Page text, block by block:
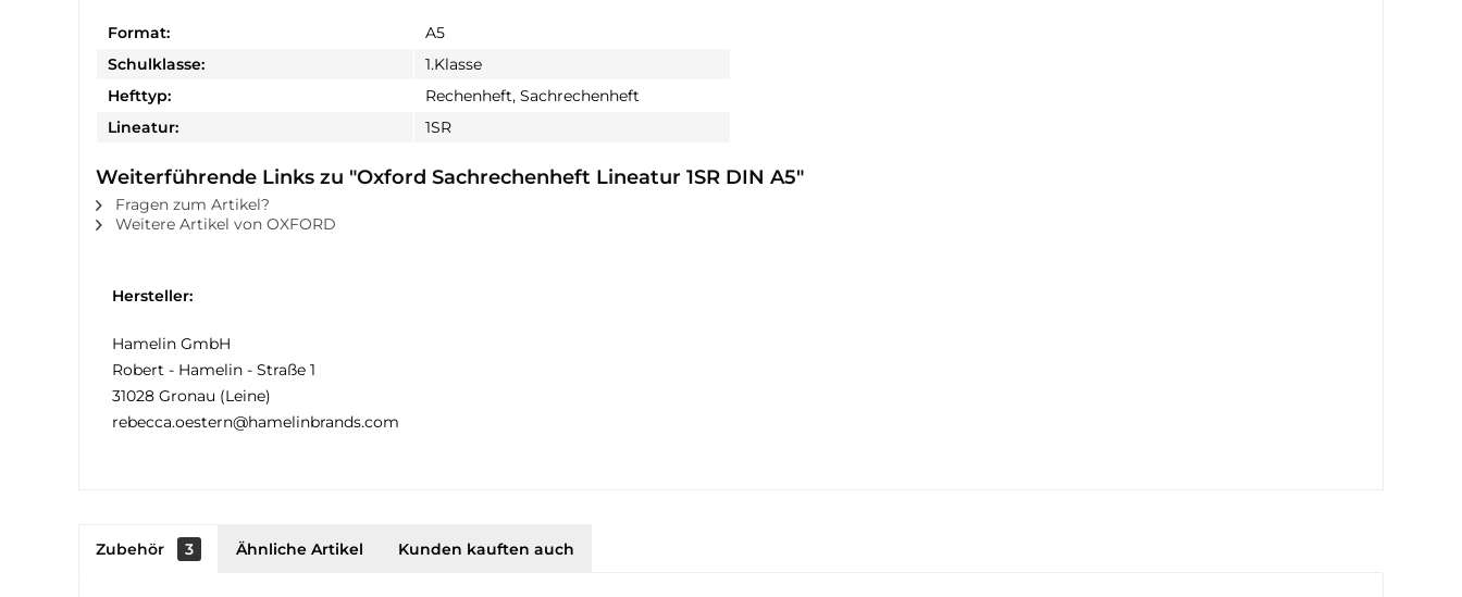
Format:
A5
Schulklasse:
1.Klasse
Hefttyp:
Rechenheft, Sachrechenheft
Lineatur:
1SR
Weiterführende Links zu "Oxford Sachrechenheft Lineatur 1SR DIN A5"
Fragen zum Artikel?
Weitere Artikel von OXFORD
Hersteller:
Hamelin GmbH
Robert - Hamelin - Straße 1
31028 Gronau (Leine)
rebecca.oestern@hamelinbrands.com
Zubehör 3 Ähnliche Artikel Kunden kauften auch